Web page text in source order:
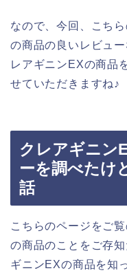
なので、今回、こち
の商品の良いレビュ
レアギニンEXの商品
せていただきますね♪
クレアギニン
ーを調べたけ
話
こちらのページをご
の商品のことをご存
ギニンEXの商品を知